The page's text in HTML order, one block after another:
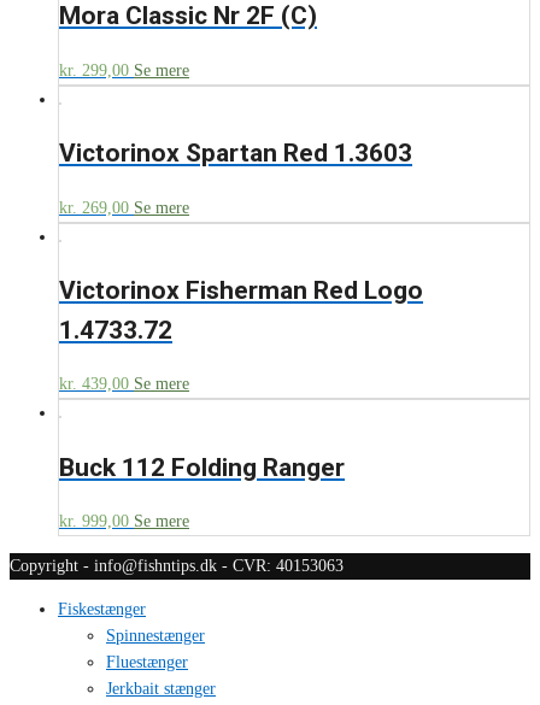
Mora Classic Nr 2F (C)
kr. 299,00 Se mere
Victorinox Spartan Red 1.3603
kr. 269,00 Se mere
Victorinox Fisherman Red Logo
1.4733.72
kr. 439,00 Se mere
Buck 112 Folding Ranger
kr. 999,00 Se mere
Copyright - info@fishntips.dk - CVR: 40153063
Fiskestænger
Spinnestænger
Fluestænger
Jerkbait stænger